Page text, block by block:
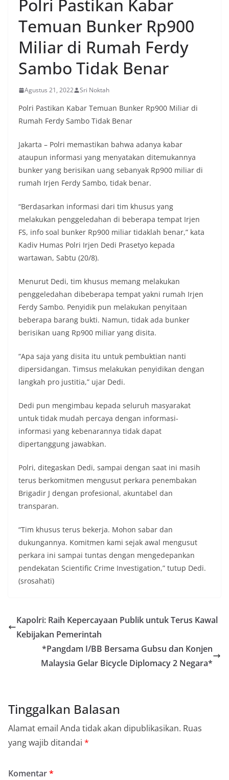
Polri Pastikan Kabar
Temuan Bunker Rp900
Miliar di Rumah Ferdy
Sambo Tidak Benar
Agustus 21, 2022 Sri Noktah
Polri Pastikan Kabar Temuan Bunker Rp900 Miliar di
Rumah Ferdy Sambo Tidak Benar
Jakarta – Polri memastikan bahwa adanya kabar
ataupun informasi yang menyatakan ditemukannya
bunker yang berisikan uang sebanyak Rp900 miliar di
rumah Irjen Ferdy Sambo, tidak benar.
“Berdasarkan informasi dari tim khusus yang
melakukan penggeledahan di beberapa tempat Irjen
FS, info soal bunker Rp900 miliar tidaklah benar,” kata
Kadiv Humas Polri Irjen Dedi Prasetyo kepada
wartawan, Sabtu (20/8).
Menurut Dedi, tim khusus memang melakukan
penggeledahan dibeberapa tempat yakni rumah Irjen
Ferdy Sambo. Penyidik pun melakukan penyitaan
beberapa barang bukti. Namun, tidak ada bunker
berisikan uang Rp900 miliar yang disita.
“Apa saja yang disita itu untuk pembuktian nanti
dipersidangan. Timsus melakukan penyidikan dengan
langkah pro justitia,” ujar Dedi.
Dedi pun mengimbau kepada seluruh masyarakat
untuk tidak mudah percaya dengan informasi-
informasi yang kebenarannya tidak dapat
dipertanggung jawabkan.
Polri, ditegaskan Dedi, sampai dengan saat ini masih
terus berkomitmen mengusut perkara penembakan
Brigadir J dengan profesional, akuntabel dan
transparan.
“Tim khusus terus bekerja. Mohon sabar dan
dukungannya. Komitmen kami sejak awal mengusut
perkara ini sampai tuntas dengan mengedepankan
pendekatan Scientific Crime Investigation,” tutup Dedi.
(srosahati)
Kapolri: Raih Kepercayaan Publik untuk Terus Kawal
Kebijakan Pemerintah
*Pangdam I/BB Bersama Gubsu dan Konjen
Malaysia Gelar Bicycle Diplomacy 2 Negara*
Tinggalkan Balasan
Alamat email Anda tidak akan dipublikasikan. Ruas
yang wajib ditandai *
Komentar*